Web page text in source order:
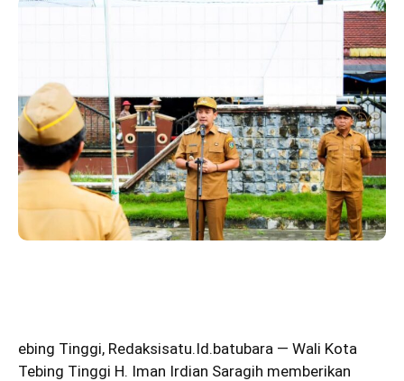
ebing Tinggi, Redaksisatu.Id.batubara — Wali Kota
Tebing Tinggi H. Iman Irdian Saragih memberikan